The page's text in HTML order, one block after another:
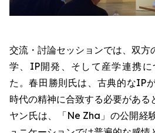
交流・討論セッションでは、双方
学、IP開発、そして産学連携
た。春田勝則氏は、古典的なIP
時代の精神に合致する必要がある
ヤン氏は、「Ne Zha」の公開経